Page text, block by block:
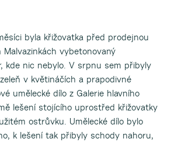
byla křižovatka před prodejnou
vybetonovaný
kde nic nebylo. V srpnu sem přibyly
v květináčích a prapodivné
umělecké dílo z Galerie hlavního
lešení stojícího uprostřed křižovatky
ostrůvku. Umělecké dílo bylo
k lešení tak přibyly schody nahoru,